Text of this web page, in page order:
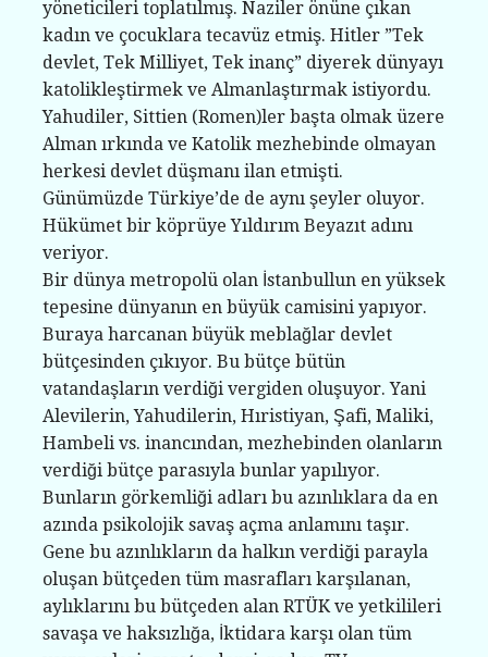
yöneticileri toplatılmış. Naziler önüne çıkan
kadın ve çocuklara tecavüz etmiş. Hitler ”Tek
devlet, Tek Milliyet, Tek inanç” diyerek dünyayı
katolikleştirmek ve Almanlaştırmak istiyordu.
Yahudiler, Sittien (Romen)ler başta olmak üzere
Alman ırkında ve Katolik mezhebinde olmayan
herkesi devlet düşmanı ilan etmişti.
Günümüzde Türkiye’de de aynı şeyler oluyor.
Hükümet bir köprüye Yıldırım Beyazıt adını
veriyor.
Bir dünya metropolü olan İstanbullun en yüksek
tepesine dünyanın en büyük camisini yapıyor.
Buraya harcanan büyük meblağlar devlet
bütçesinden çıkıyor. Bu bütçe bütün
vatandaşların verdiği vergiden oluşuyor. Yani
Alevilerin, Yahudilerin, Hıristiyan, Şafi, Maliki,
Hambeli vs. inancından, mezhebinden olanların
verdiği bütçe parasıyla bunlar yapılıyor.
Bunların görkemliği adları bu azınlıklara da en
azında psikolojik savaş açma anlamını taşır.
Gene bu azınlıkların da halkın verdiği parayla
oluşan bütçeden tüm masrafları karşılanan,
aylıklarını bu bütçeden alan RTÜK ve yetkilileri
savaşa ve haksızlığa, İktidara karşı olan tüm